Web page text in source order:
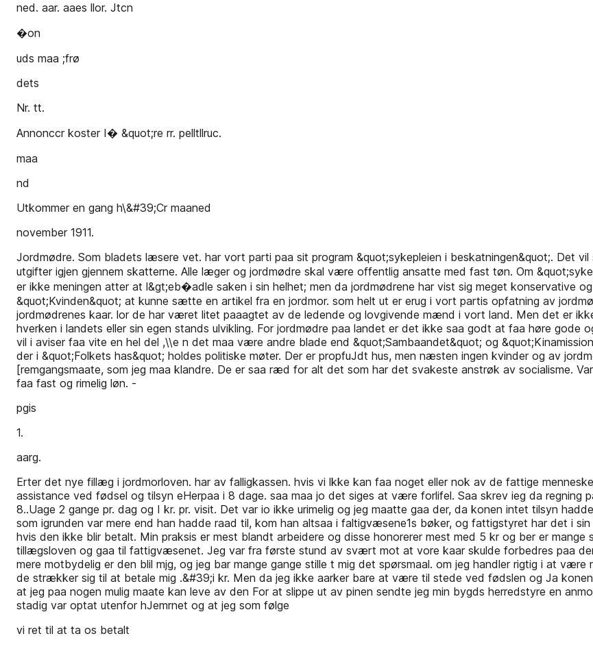
ned. aar. aaes llor. Jtcn
�on­
uds­ maa ;frø­
dets
Nr. tt.
Annonccr koster I� &quot;re rr. pelltllruc.
maa
nd
Utkommer en gang h\&#39;Cr maaned
november 1911.
Jordmødre. Som bladets læsere vet. har vort parti paa sit program &quot;sykepleien i beskatningen&quot;. Det
utgifter igjen gjennem skatterne. Alle læger og jordmødre skal være offentlig ansatte med fast tøn. Om
er ikke meningen atter at l&gt;eb�adle saken i sin helhet; men da jordmødrene har vist sig meget konservative
&quot;Kvinden&quot; at kunne sætte en artikel fra en jordmor. som helt ut er erug i vort partis opfatning av
jordmødrenes kaar. lor de har været litet paaagtet av de ledende og lovgivende mænd i vort land. Men det er
hverken i landets eller sin egen stands ulvikling. For jordmødre paa landet er det ikke saa godt at faa høre
vil i aviser faa vite en hel del ,\\e n det maa være andre blade end &quot;Sambaandet&quot; og
der i &quot;Folkets has&quot; holdes politiske møter. Der er propfuJdt hus, men næsten ingen kvinder og av
[remgangsmaate, som jeg maa klandre. De er saa ræd for alt det som har det svakeste anstrøk av socialisme.
faa fast og rimelig løn. -
pgis
1.
aarg.
Erter det nye fillæg i jordmorloven. har av falligkassen. hvis vi lkke kan faa noget eller nok av de fattige
assistance ved fødsel og tilsyn eHerpaa i 8 dage. saa maa jo det siges at være forlifel. Saa skrev ieg da regning
8..Uage 2 gange pr. dag og I kr. pr. visit. Det var io ikke urimelig og jeg maatte gaa der, da konen intet tilsyn
som igrunden var mere end han hadde raad til, kom han altsaa i faltigvæsene1s bøker, og fattigstyret har det i
hvis den ikke blir betalt. Min praksis er mest blandt arbeidere og disse honorerer mest med 5 kr og ber er
tillægsloven og gaa til fattigvæsenet. Jeg var fra første stund av svært mot at vore kaar skulde forbedres paa
mere motbydelig er den blil mjg, og jeg bar mange gange stille t mig det spørsmaal. om jeg handler rigtig i at
de strækker sig til at betale mig .&#39;i kr. Men da jeg ikke aarker bare at være til­ stede ved fødslen og Ja
at jeg paa nogen mulig maate kan leve av den For at slippe ut av pinen sendte jeg min bygds herredstyre en
stadig var optat utenfor hJemrnet og at jeg som følge
vi ret til at ta os betalt